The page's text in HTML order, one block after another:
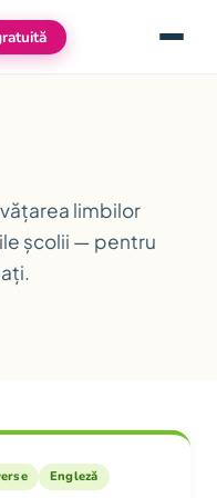
Meniu
limbilor
școlii — pentru
Engleză